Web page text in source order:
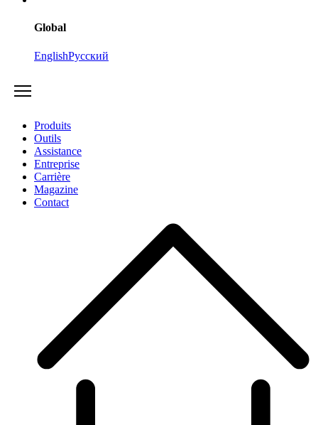
Global
EnglishРусский
Produits
Outils
Assistance
Entreprise
Carrière
Magazine
Contact